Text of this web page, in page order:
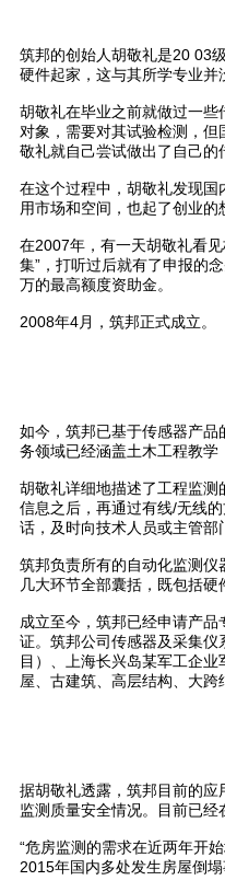
筑邦的创始人胡敬礼是20 03
硬件起家，这与其所学专业
胡敬礼在毕业之前就做过一
对象，需要对其试验检测，
敬礼就自己尝试做出了自己
在这个过程中，胡敬礼发现
用市场和空间，也起了创业的
在2007年，有一天胡敬礼看
集”，打听过后就有了申报的
万的最高额度资助金。
2008年4月，筑邦正式成立。
如今，筑邦已基于传感器产
务领域已经涵盖土木工程教
胡敬礼详细地描述了工程监
信息之后，再通过有线/无线
话，及时向技术人员或主管部
筑邦负责所有的自动化监测
几大环节全部囊括，既包括
成立至今，筑邦已经申请产
证。筑邦公司传感器及采集
目）、上海长兴岛某军工企
屋、古建筑、高层结构、大
据胡敬礼透露，筑邦目前的
监测质量安全情况。目前已
“危房监测的需求在近两年开
2015年国内多处发生房屋倒